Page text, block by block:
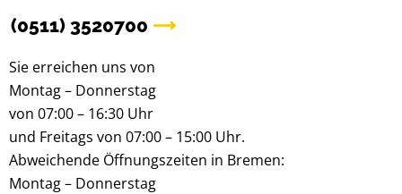
(0511) 3520700
Sie erreichen uns von
Montag – Donnerstag
von 07:00 – 16:30 Uhr
und Freitags von 07:00 – 15:00 Uhr.
Abweichende Öffnungszeiten in Bremen:
Montag – Donnerstag